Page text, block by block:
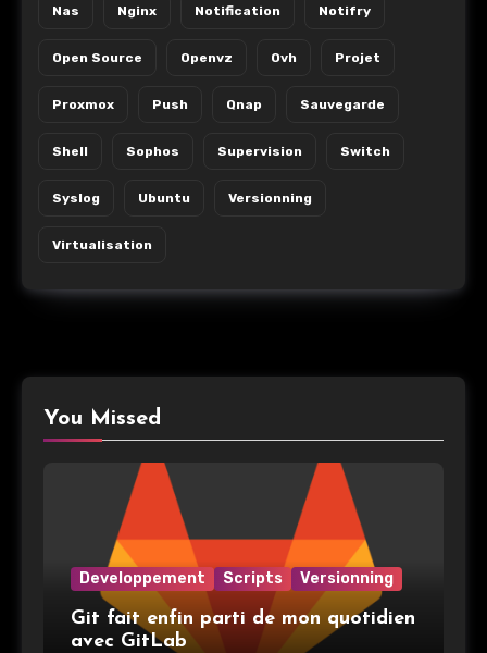
Nas Nginx Notification Notifry
Open Source Openvz Ovh Projet
Proxmox Push Qnap Sauvegarde
Shell Sophos Supervision Switch
Syslog Ubuntu Versionning
Virtualisation
You Missed
Developpement Scripts Versionning
Git fait enfin parti de mon quotidien
avec GitLab